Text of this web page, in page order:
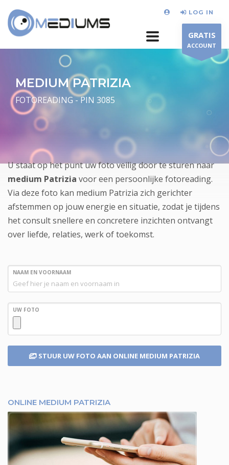
LOG IN
GRATIS
ACCOUNT
MEDIUM PATRIZIA
FOTOREADING - PIN 3085
U staat op het punt uw foto veilig door te sturen naar
medium Patrizia voor een persoonlijke fotoreading.
Via deze foto kan medium Patrizia zich gerichter
afstemmen op jouw energie en situatie, zodat je tijdens
het consult snellere en concretere inzichten ontvangt
over liefde, relaties, werk of toekomst.
NAAM EN VOORNAAM
UW FOTO
STUUR UW FOTO AAN ONLINE MEDIUM PATRIZIA
ONLINE MEDIUM PATRIZIA